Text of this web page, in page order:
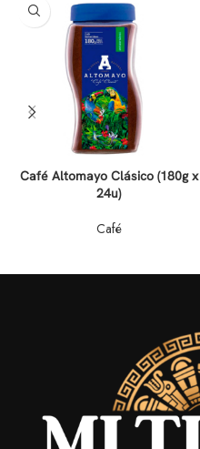
Café Altomayo Clásico (180g x
24u)
Café